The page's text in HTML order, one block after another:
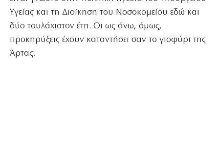
Υγείας και τη Διοίκηση του Νοσοκομείου εδώ και
δύο τουλάχιστον έτη. Οι ως άνω, όμως,
προκηρύξεις έχουν καταντήσει σαν το γιοφύρι της
Άρτας.